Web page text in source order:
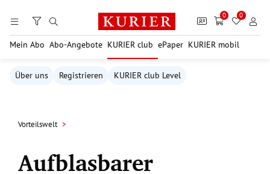
0 0
Mein Abo Abo-Angebote KURIER club ePaper KURIER mobil
Über uns Registrieren KURIER club Level
Vorteilswelt
Aufblasbarer